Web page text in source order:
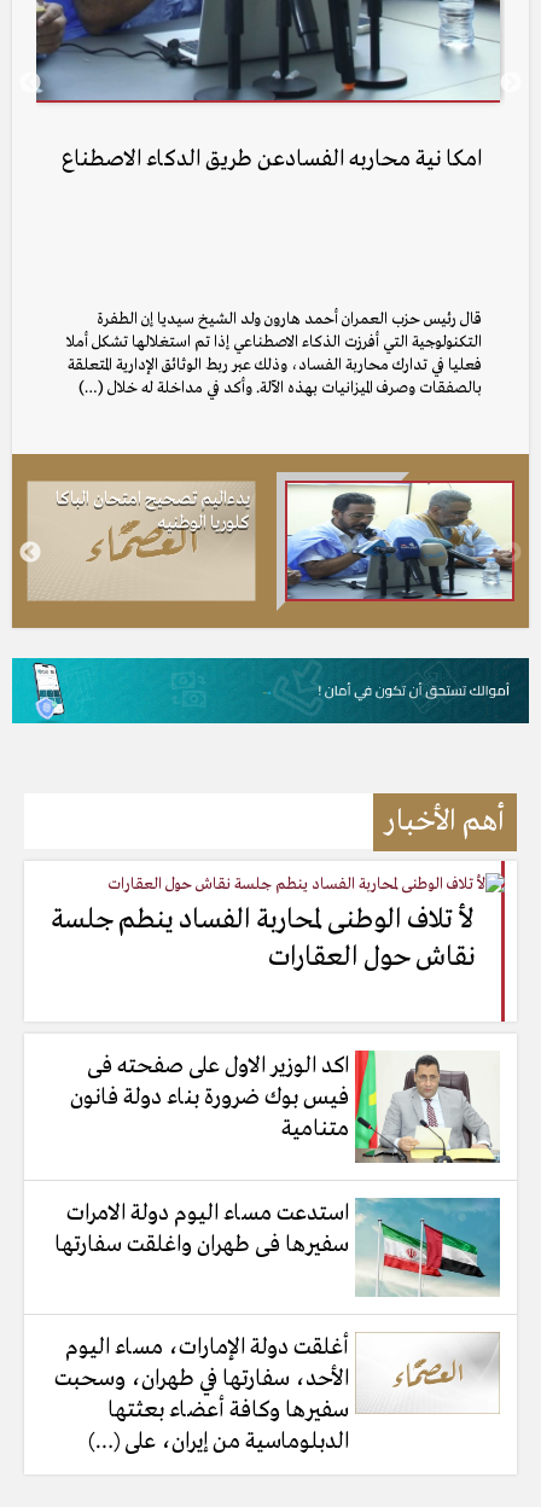
امكا نية محاربه الفسادعن طريق الدكاء الاصطناع
قال رئيس حزب العمران أحمد هارون ولد الشيخ سيديا إن الطفرة
التكنولوجية التي أفرزت الذكاء الاصطناعي إذا تم استغلالها تشكل أملا
فعليا في تدارك محاربة الفساد، وذلك عبر ربط الوثائق الإدارية المتعلقة
بالصفقات وصرف الميزانيات بهذه الآلة. وأكد في مداخلة له خلال (…)
يدءاليم تصحيح امتحان الباكا
كلوريا الوطنيه
أهم الأخبار
لأ تلاف الوطنى لمحاربة الفساد ينطم جلسة
نقاش حول العقارات
اكد الوزير الاول على صفحته فى
فيس بوك ضرورة بناء دولة فانون
متنامية
استدعت مساء اليوم دولة الامرات
سفيرها فى طهران واغلقت سفارتها
أغلقت دولة الإمارات، مساء اليوم
الأحد، سفارتها في طهران، وسحبت
سفيرها وكافة أعضاء بعثتها
الدبلوماسية من إيران، على (…)